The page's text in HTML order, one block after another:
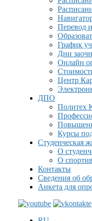
Перевод
График
Дни
Онлайн
Центр
ДПО
Политех
Курсы
Студенческая
О
О
Контакты
Сведения об
Анкета для